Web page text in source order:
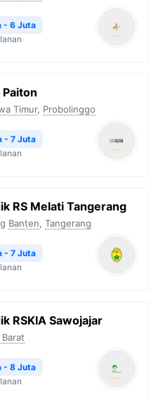
- 6 Juta
Timur, Probolinggo
- 7 Juta
RS Melati Tangerang
Banten, Tangerang
- 7 Juta
RSKIA Sawojajar
- 8 Juta